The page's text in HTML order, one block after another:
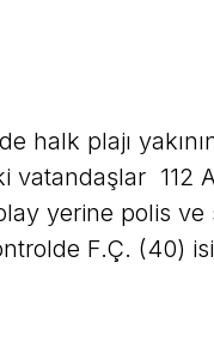
halk plajı
vatandaşlar 112
yerine polis ve
F.Ç. (40)